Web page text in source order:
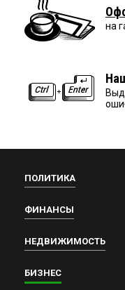
на
ПОЛИТИКА
ФИНАНСЫ
НЕДВИЖИМОСТЬ
БИЗНЕС